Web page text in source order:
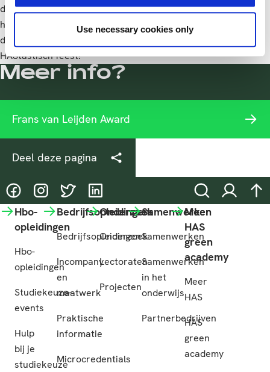
Use necessary cookies only
de toekomst op het gebied van food, business, biologie en
health. Een programma dóór en vóór de community staat
deze middag centraal en wordt ’s avonds afgesloten met een
HAStastisch feest!
Meer info?
Frans van Leijden Award
Deel deze pagina
@HASgreenacademy
@HASgreenacademy
@greenacademyHAS
@HASgreenacademy ZoekenInloggen
Hbo-
opleidingen
Hbo-
opleidingen
Studiekeuze-
events
Hulp
bij je
studiekeuze
Bedrijfsopleidingen
Bedrijfsopleidingen
Incompany
en
maatwerk
Praktische
informatie
Microcredentials
Onderzoek
Onderzoek
Lectoraten
Projecten
Samenwerken
Samenwerken
Samenwerken
in het
onderwijs
Partnerbedrijven
Meer
HAS
green
academy
Meer
HAS
HAS
green
academy